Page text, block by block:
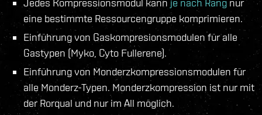
Jedes Kompressionsmodul kann je nach Rang nur
eine bestimmte Ressourcengruppe komprimieren.
Einführung von Gaskompresionsmodulen für alle
Gastypen (Myko, Cyto Fullerene).
Einführung von Monderzkompressionsmodulen für
alle Monderz-Typen. Monderzkompression ist nur mit
der Rorqual und nur im All möglich.